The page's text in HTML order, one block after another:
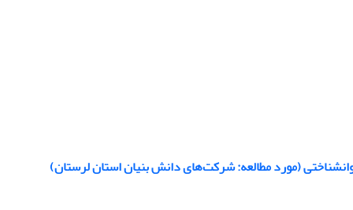
(مورد مطالعه: شرکت‌های دانش بنیان استان لرستان)